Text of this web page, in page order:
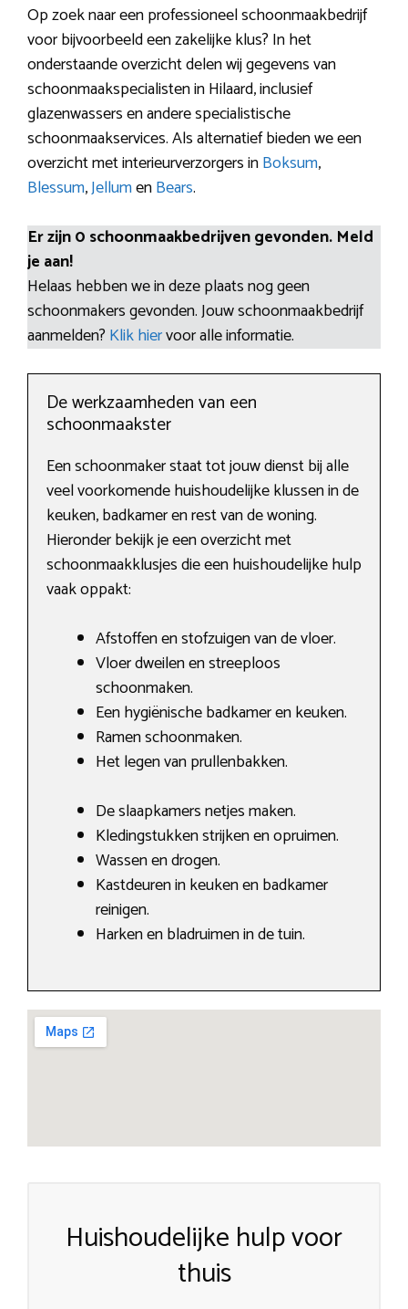
Op zoek naar een professioneel schoonmaakbedrijf
voor bijvoorbeeld een zakelijke klus? In het
onderstaande overzicht delen wij gegevens van
schoonmaakspecialisten in Hilaard, inclusief
glazenwassers en andere specialistische
schoonmaakservices. Als alternatief bieden we een
overzicht met interieurverzorgers inBoksum,
Blessum,JellumenBears.
Er zijn 0 schoonmaakbedrijven gevonden. Meld
je aan!
Helaas hebben we in deze plaats nog geen
schoonmakers gevonden. Jouw schoonmaakbedrijf
aanmelden? Klik hiervoor alle informatie.
De werkzaamheden van een
schoonmaakster
Een schoonmaker staat tot jouw dienst bij alle
veel voorkomende huishoudelijke klussen in de
keuken, badkamer en rest van de woning.
Hieronder bekijk je een overzicht met
schoonmaakklusjes die een huishoudelijke hulp
vaak oppakt:
Afstoffen en stofzuigen van de vloer.
Vloer dweilen en streeploos
schoonmaken.
Een hygiënische badkamer en keuken.
Ramen schoonmaken.
Het legen van prullenbakken.
De slaapkamers netjes maken.
Kledingstukken strijken en opruimen.
Wassen en drogen.
Kastdeuren in keuken en badkamer
reinigen.
Harken en bladruimen in de tuin.
Huishoudelijke hulp voor
thuis